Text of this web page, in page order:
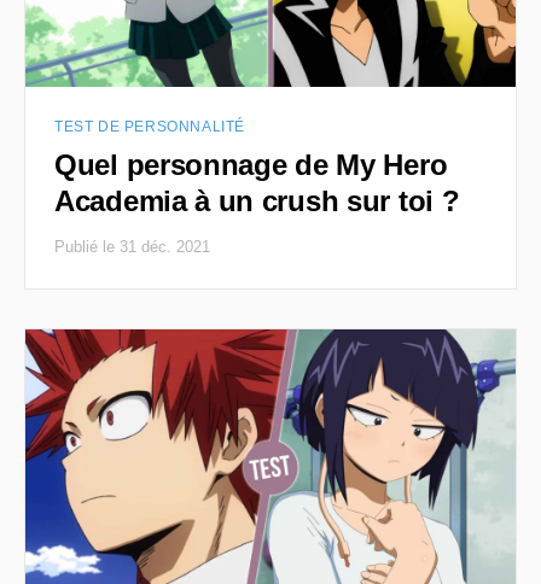
TEST DE PERSONNALITÉ
Quel personnage de My Hero
Academia à un crush sur toi ?
Publié le 31 déc. 2021